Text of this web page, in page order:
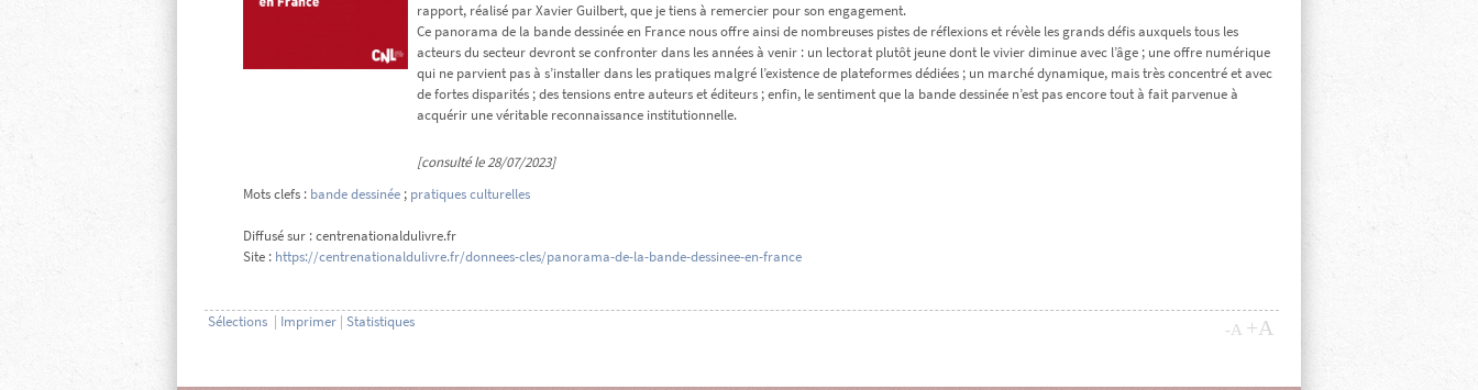
rapport, réalisé par Xavier Guilbert, que je tiens à remercier pour son engagement.
Ce panorama de la bande dessinée en France nous offre ainsi de nombreuses pistes de réflexions et révèle les grands défis auxquels tous les
acteurs du secteur devront se confronter dans les années à venir : un lectorat plutôt jeune dont le vivier diminue avec l’âge ; une offre numérique
qui ne parvient pas à s’installer dans les pratiques malgré l’existence de plateformes dédiées ; un marché dynamique, mais très concentré et avec
de fortes disparités ; des tensions entre auteurs et éditeurs ; enfin, le sentiment que la bande dessinée n’est pas encore tout à fait parvenue à
acquérir une véritable reconnaissance institutionnelle.
[consulté le 28/07/2023]
Mots clefs : bande dessinée ; pratiques culturelles
Diffusé sur : centrenationaldulivre.fr
Site : https://centrenationaldulivre.fr/donnees-cles/panorama-de-la-bande-dessinee-en-france
Sélections | Imprimer | Statistiques -A +A
Z